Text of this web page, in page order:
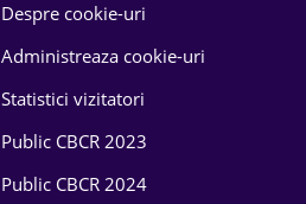
Despre cookie-uri
Administreaza cookie-uri
Statistici vizitatori
Public CBCR 2023
Public CBCR 2024